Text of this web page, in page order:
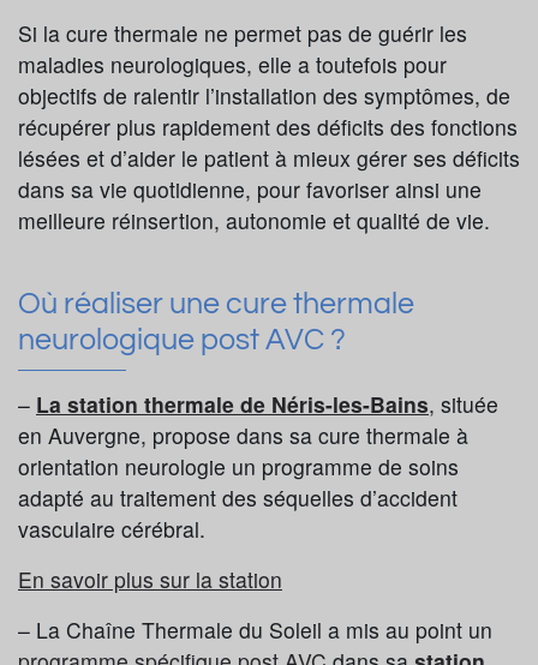
Si la cure thermale ne permet pas de guérir les
maladies neurologiques, elle a toutefois pour
objectifs de ralentir l’installation des symptômes, de
récupérer plus rapidement des déficits des fonctions
lésées et d’aider le patient à mieux gérer ses déficits
dans sa vie quotidienne, pour favoriser ainsi une
meilleure réinsertion, autonomie et qualité de vie.
Où réaliser une cure thermale
neurologique post AVC ?
– La station thermale de Néris-les-Bains, située
en Auvergne, propose dans sa cure thermale à
orientation neurologie un programme de soins
adapté au traitement des séquelles d’accident
vasculaire cérébral.
En savoir plus sur la station
– La Chaîne Thermale du Soleil a mis au point un